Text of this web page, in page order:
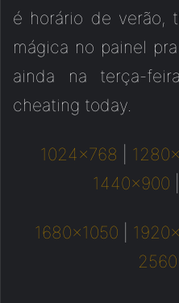
é horário de verão,
mágica no painel
ainda na terça-
cheating today.
1024×768
1440×900
1680×1050